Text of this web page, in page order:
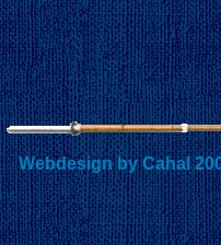
Webdesign by Cahal